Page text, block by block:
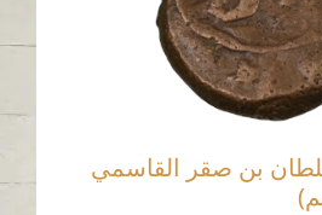
بن صقر القاسمي